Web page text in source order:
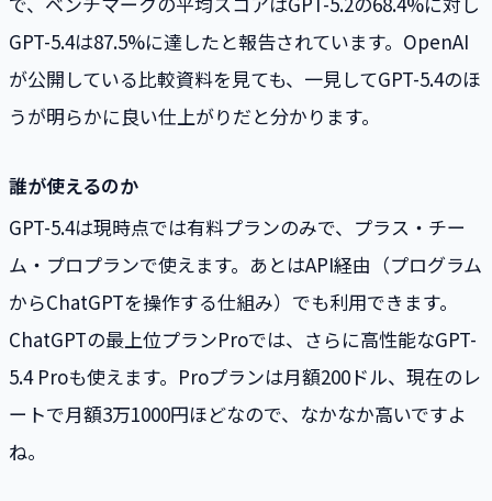
GPT-5.4は87.5%に達したと報告されています。OpenAI
が公開している比較資料を見ても、一見してGPT-5.4のほ
うが明らかに良い仕上がりだと分かります。
誰が使えるのか
GPT-5.4は現時点では有料プランのみで、プラス・チー
ム・プロプランで使えます。あとはAPI経由（プログラム
からChatGPTを操作する仕組み）でも利用できます。
ChatGPTの最上位プランProでは、さらに高性能なGPT-
5.4 Proも使えます。Proプランは月額200ドル、現在のレ
ートで月額3万1000円ほどなので、なかなか高いですよ
ね。